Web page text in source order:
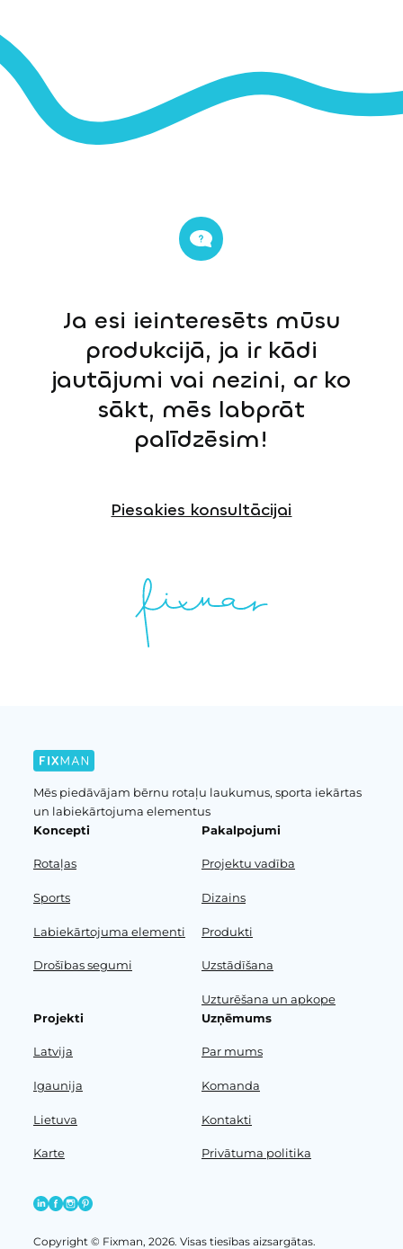
Ja esi ieinteresēts mūsu
produkcijā, ja ir kādi
jautājumi vai nezini, ar ko
sākt, mēs labprāt
palīdzēsim!
Piesakies konsultācijai
Mēs piedāvājam bērnu rotaļu laukumus, sporta iekārtas
un labiekārtojuma elementus
Koncepti
Rotaļas
Sports
Labiekārtojuma elementi
Drošības segumi
Pakalpojumi
Projektu vadība
Dizains
Produkti
Uzstādīšana
Uzturēšana un apkope
Projekti
Latvija
Igaunija
Lietuva
Karte
Uzņēmums
Par mums
Komanda
Kontakti
Privātuma politika
Copyright © Fixman, 2026. Visas tiesības aizsargātas.